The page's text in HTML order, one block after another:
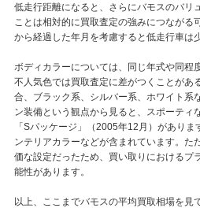
低走行距離になると、さらにバモスのバリ
ことは相対的に買取査定の強みにつながる
から経過した年月を考慮すると低走行車は
ボディカラーについては、同じ年式や同程
不人気色では買取査定に差がつくことがあ
合、ブラック系、シルバー系、ホワイト系
ン装備という観点から見ると、スポーティ
「Sパッケージ」（2005年12月）があり
ンテリアカラーなどが含まれています。た
価な設定だったため、買い取りにおけるプ
能性があります。
以上、ここまでバモスの平均買取相場を見